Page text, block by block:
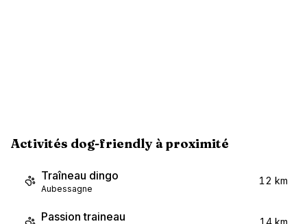
Activités dog-friendly à proximité
Traîneau dingo
Aubessagne
12 km
Passion traineau 14 km